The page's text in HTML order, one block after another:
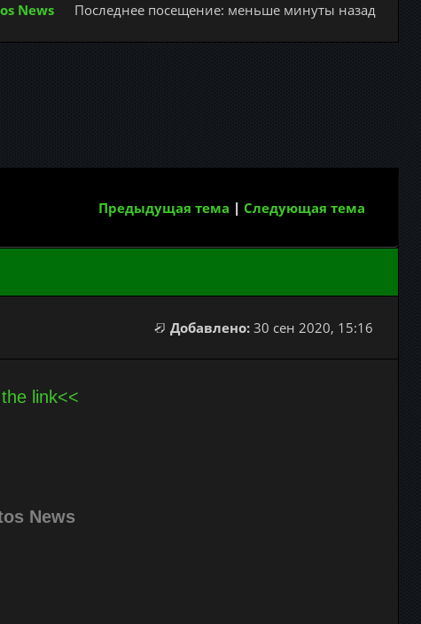
News Последнее посещение: меньше минуты назад
Предыдущая тема | Следующая тема
Добавлено: 30 сен 2020, 15:16
link<<
News